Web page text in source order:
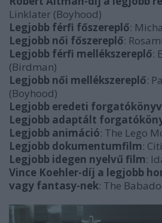
Linklater (Boyhood)
Legjobb férfi főszereplő:
Legjobb női főszereplő:
Legjobb férfi mellékszereplő:
(Birdman)
Legjobb női mellékszereplő:
(Boyhood)
Legjobb eredeti forgatókönyv
Legjobb adaptált
Legjobb animáció: The Lego
Legjobb dokumentumfilm:
Legjobb idegen nyelvű film:
Vince Koehler-díj a legjobb
vagy fantasy-nek: The